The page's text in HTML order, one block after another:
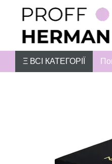
Перейти до основного контенту
Ξ ВСІ КАТЕГОРІЇ